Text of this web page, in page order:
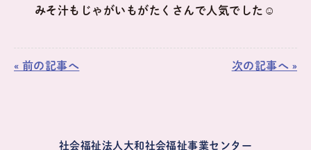
みそ汁もじゃがいもがたくさんで人気でした☺
« 前の記事へ 次の記事へ »
社会福祉法人大和社会福祉事業センター